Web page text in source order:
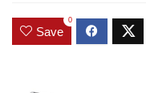
Save
0